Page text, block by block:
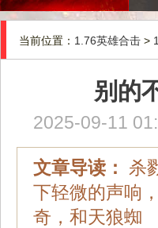
当前位置： 1.76英雄合击 >
别的
2025-09-11
文章导读：
杀
下轻微的声响
奇，和天狼蜘